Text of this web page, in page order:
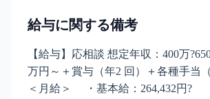
給与に関する備考
【給与】応相談 想定年収：400万
万円～＋賞与（年2 回）＋各種手
＜月給＞ ・基本給：264,432円?